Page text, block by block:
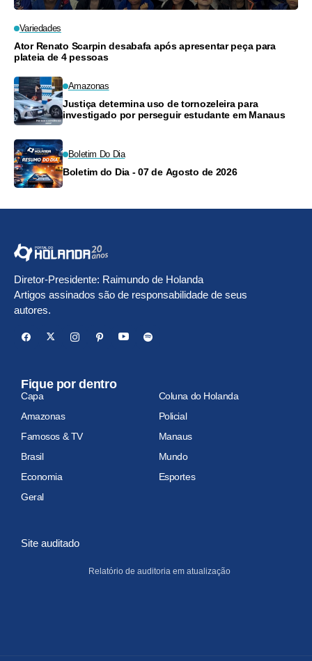
Variedades
Ator Renato Scarpin desabafa após apresentar peça para
plateia de 4 pessoas
Amazonas
Justiça determina uso de tornozeleira para
investigado por perseguir estudante em Manaus
Boletim Do Dia
Boletim do Dia - 07 de Agosto de 2026
Diretor-Presidente: Raimundo de Holanda
Artigos assinados são de responsabilidade de seus
autores.
Fique por dentro
Capa
Coluna do Holanda
Amazonas
Policial
Famosos & TV
Manaus
Brasil
Mundo
Economia
Esportes
Geral
Site auditado
Relatório de auditoria em atualização